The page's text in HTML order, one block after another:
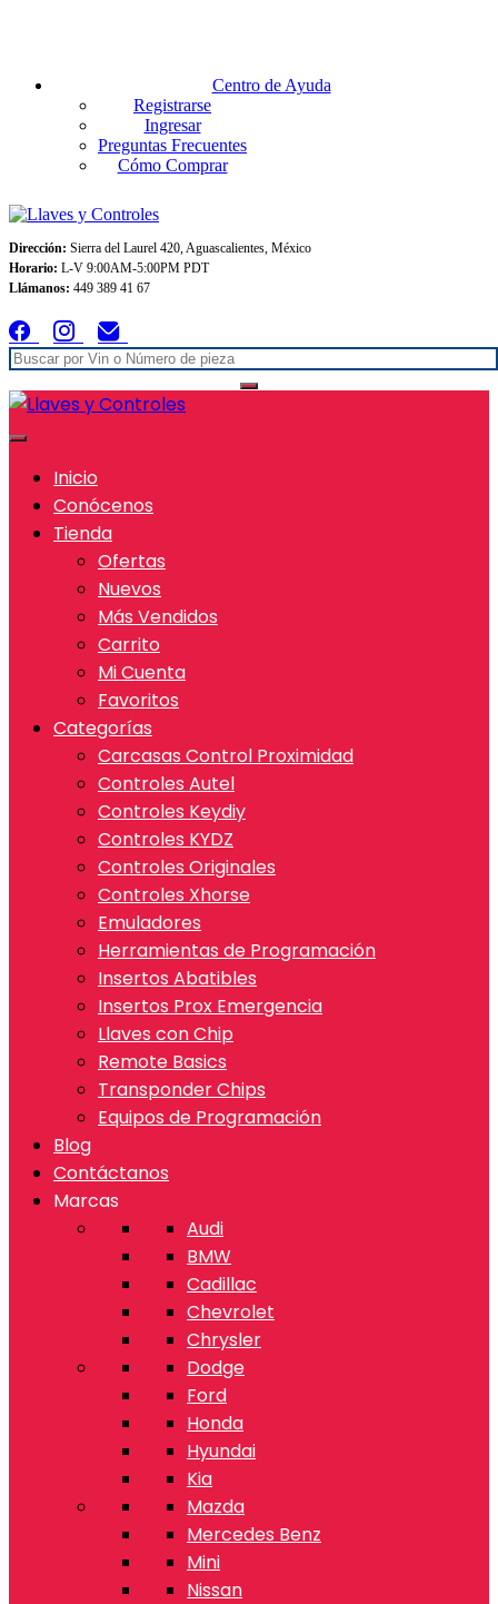
Centro de Ayuda
Registrarse
Ingresar
Preguntas Frecuentes
Cómo Comprar
Dirección: Sierra del Laurel 420, Aguascalientes, México
Horario: L-V 9:00AM-5:00PM PDT
Llámanos: 449 389 41 67
Inicio
Conócenos
Tienda
Ofertas
Nuevos
Más Vendidos
Carrito
Mi Cuenta
Favoritos
Categorías
Carcasas Control Proximidad
Controles Autel
Controles Keydiy
Controles KYDZ
Controles Originales
Controles Xhorse
Emuladores
Herramientas de Programación
Insertos Abatibles
Insertos Prox Emergencia
Llaves con Chip
Remote Basics
Transponder Chips
Equipos de Programación
Blog
Contáctanos
Marcas
Audi
BMW
Cadillac
Chevrolet
Chrysler
Dodge
Ford
Honda
Hyundai
Kia
Mazda
Mercedes Benz
Mini
Nissan